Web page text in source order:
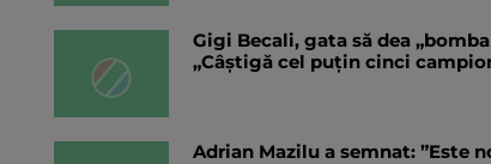
Gigi Becali, gata să dea
„Câștigă cel puțin cinci
Adrian Mazilu a semnat: ”Este